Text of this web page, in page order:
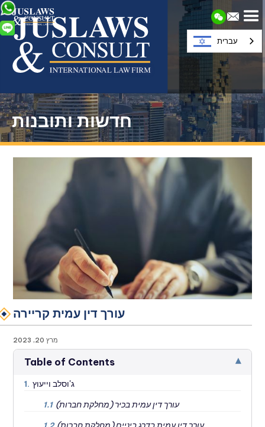
חדשות ותובנות
עורך דין עמית קריירה
מרץ 20, 2023
Table of Contents ▾
1. ג'וסלב וייעוץ
1.1 עורך דין עמית בכיר (מחלקת חברות)
עברית